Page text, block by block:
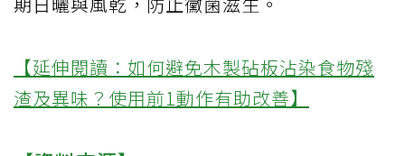
【延伸閱讀：如何避免木製砧板沾染食物殘
渣及異味？使用前1動作有助改善】